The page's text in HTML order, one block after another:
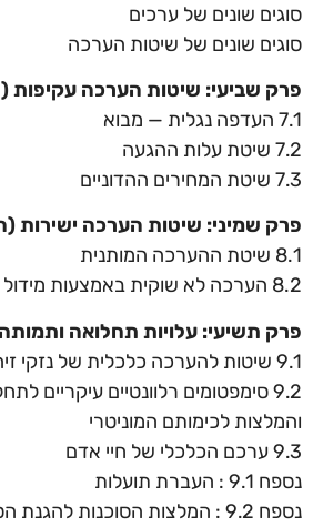
סוגים שונים של ערכים
סוגים שונים של שיטות הערכה
פרק שביעי: שיטות הערכה עקיפות
7.1 העדפה נגלית — מבוא
7.2 שיטת עלות ההגעה
7.3 שיטת המחירים ההדוניים
פרק שמיני: שיטות הערכה ישירות
8.1 שיטת ההערכה המותנית
8.2 הערכה לא שוקית באמצעות מידול הבחירה
פרק תשיעי: עלויות תחלואה ותמותה
9.1 שיטות להערכה כלכלית של נזקי זיהום
9.2 סימפטומים רלוונטיים עיקריים
והמלצות לכימותם המוניטרי
9.3 ערכם הכלכלי של חיי אדם
נספח 9.1 : העברת תועלות
נספח 9.2 : המלצות הסוכנות